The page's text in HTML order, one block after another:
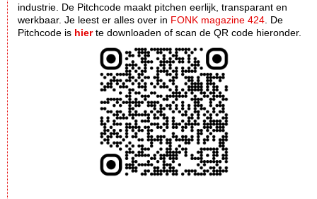
industrie. De Pitchcode maakt pitchen eerlijk, transparant en
werkbaar. Je leest er alles over in FONK magazine 424 . De
Pitchcode is hierte downloaden of scan de QR code hieronder.